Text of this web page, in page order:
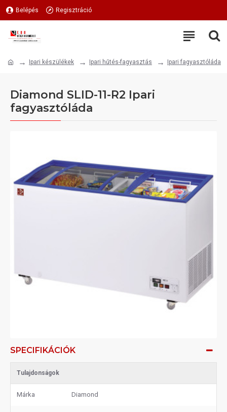
Belépés Regisztráció
Ipari készülékek Ipari hűtés-fagyasztás Ipari fagyasztóláda
Diamond SLID-11-R2 Ipari
fagyasztóláda
SPECIFIKÁCIÓK
Tulajdonságok
Márka Diamond